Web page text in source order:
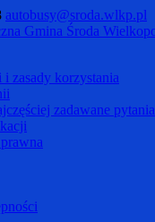
autobusy@sroda.wlkp.pl
i zasady korzystania
zadawane pytania